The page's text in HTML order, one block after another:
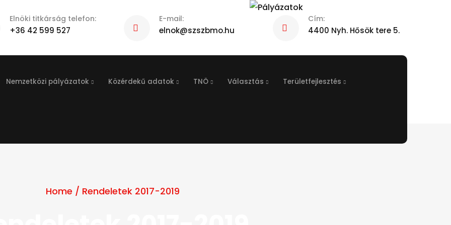
Elnöki titkárság telefon:
+36 42 599 527
E-mail:
elnok@szszbmo.hu
Cím:
4400 Nyh. Hősök tere 5.
Nemzetközi pályázatok Közérdekű adatok TNÖ Választás Területfejlesztés
Home / Rendeletek 2017-2019